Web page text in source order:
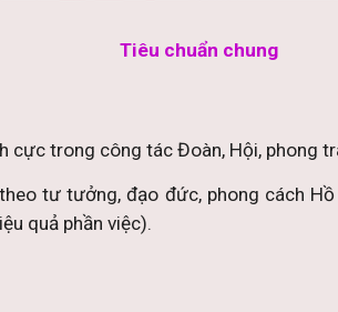
Tiêu chuẩn chung
cực trong công tác Đoàn, Hội, phong
tư tưởng, đạo đức, phong cách
quả phần việc).